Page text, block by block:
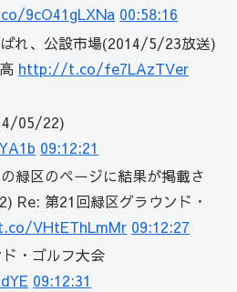
9cO41gLXNa 00:58:16
れ、公設市場(2014/5/23放送)
http://t.co/fe7LAzTVer
05/22)
09:12:21
緑区のページに結果が掲載さ
Re: 第21回緑区グラウンド・
VHtEThLmMr 09:12:27
・ゴルフ大会
09:12:31